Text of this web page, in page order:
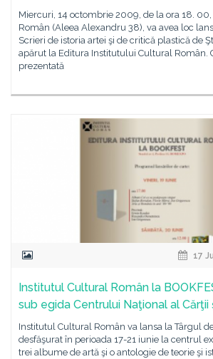
Miercuri, 14 octombrie 2009, de la ora 18.
Român (Aleea Alexandru 38), va avea loc
Scrieri de istoria artei şi de critică plastică de
apărut la Editura Institutului Cultural Român.
prezentată
17
Institutul Cultural Român la
sub egida Centrului Naţional al Cărţii
Institutul Cultural Român va lansa la Târgul
desfăşurat în perioada 17-21 iunie la centrul
trei albume de artă şi o antologie de teorie şi